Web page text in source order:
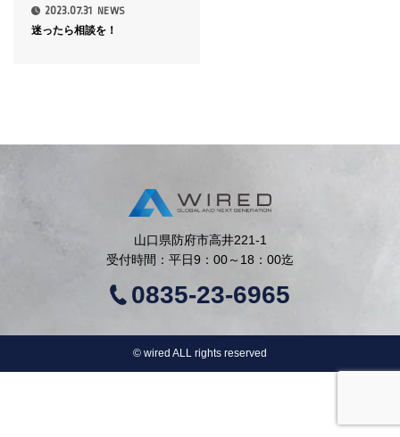
2023.07.31 NEWS
迷ったら相談を！
山口県防府市高井221-1
受付時間：平日9：00～18：00迄
0835-23-6965
©︎ wired ALL rights reserved